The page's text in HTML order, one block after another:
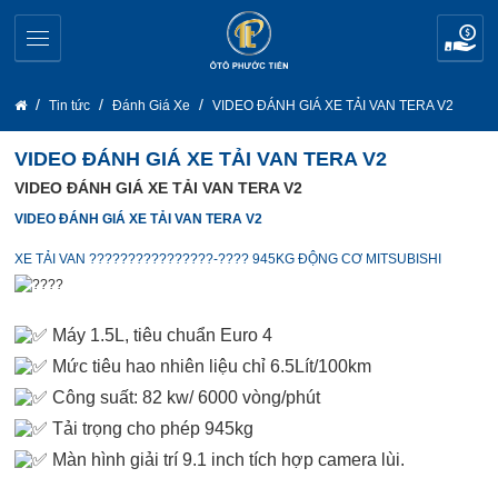
Tin tức Đánh Giá Xe VIDEO ĐÁNH GIÁ XE TẢI VAN TERA V2
VIDEO ĐÁNH GIÁ XE TẢI VAN TERA V2
VIDEO ĐÁNH GIÁ XE TẢI VAN TERA V2
VIDEO ĐÁNH GIÁ XE TẢI VAN TERA V2
XE TẢI VAN ????????????????-???? 945KG ĐỘNG CƠ MITSUBISHI
Máy 1.5L, tiêu chuẩn Euro 4
Mức tiêu hao nhiên liệu chỉ 6.5Lít/100km
Công suất: 82 kw/ 6000 vòng/phút
Tải trọng cho phép 945kg
Màn hình giải trí 9.1 inch tích hợp camera lùi.